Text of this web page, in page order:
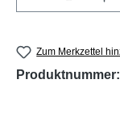
Zum Merkzettel
Produktnummer: